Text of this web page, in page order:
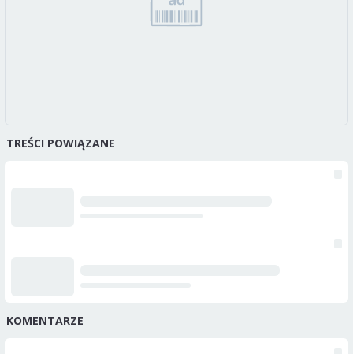
TREŚCI POWIĄZANE
KOMENTARZE